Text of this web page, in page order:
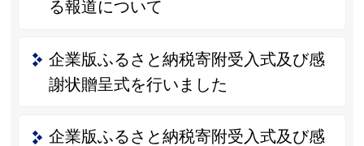
る報道について
企業版ふるさと納税寄附受入式及び感
謝状贈呈式を行いました
企業版ふるさと納税寄附受入式及び感